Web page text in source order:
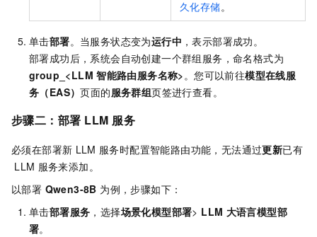
久化存储。
单击部署。当服务状态变为运行中 ，表示部署成功。
部署成功后，系统会自动创建一个群组服务，命名格式为
group_<LLM 智能路由服务名称> 。您可以前往模型在线服
务（EAS）页面的服务群组页签进行查看。
步骤二：部署 LLM 服务
必须在部署新 LLM 服务时配置智能路由功能，无法通过更新已有
LLM 服务来添加。
以部署 Qwen3-8B 为例，步骤如下：
单击部署服务 ，选择场景化模型部署> LLM 大语言模型部
署。